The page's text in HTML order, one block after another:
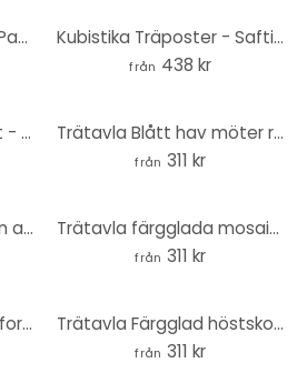
Träposter Sisi & Seb - Pampas Kubistika Träposter - Saftig citron
från 438 kr
Trätavla pir över havet - Sisi & Seb - Rund Trätavla Blått hav möter rosa himmel i Grekland - Sisi & Seb - Rund
från 311 kr
Trätavla med reflektion av en giraff i det vilda - Amtmann - Rund Trätavla färgglada mosaik trianglar - Jaszke - Rund
från 311 kr
Trätavla Geometriska former i orange-rosa - 1X Studio - Rund Trätavla Färgglad höstskog - Jaszke - Rund
från 311 kr